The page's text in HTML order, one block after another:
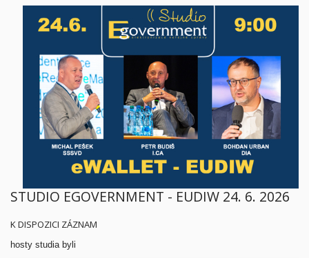
STUDIO EGOVERNMENT - EUDIW 24. 6. 2026
K DISPOZICI ZÁZNAM
hosty studia byli